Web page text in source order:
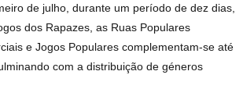
de julho, durante um período de dez dias,
dos Rapazes, as Ruas Populares
e Jogos Populares complementam-se até
com a distribuição de géneros